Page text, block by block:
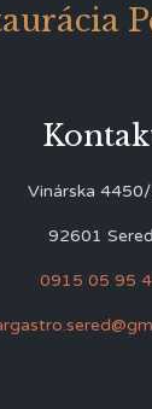
Vinárska
92601
0915 05 95